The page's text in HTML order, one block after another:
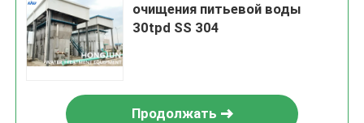
очищения питьевой воды
30tpd SS 304
Продолжать